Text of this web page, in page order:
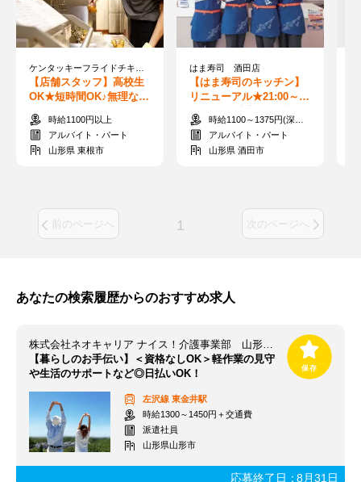
【店舗スタッフ】高校生
OK★短時間OK♪無理なく
働けるシフト◎バイトデ
ビューにGOOD
時給1100円以上
アルバイト・パート
山形県 東根市
はま寿司 酒田店
【はま寿司のキッチン】
リニューアル★21:00～ち
ょこっと"夜勤"♪NO料理
スキル！前払いOK
時給1100～1375円(深夜時給)＋曜日手当(土日祝+70円)
アルバイト・パート
山形県 酒田市
前のページへ 1 次のページへ
あなたの検索履歴からのおすすめ求人
株式会社ネオキャリア ナイス！介護事業部 山形支店／YMG
【暮らしのお手伝い】＜資格なしOK＞軽作業の見守
や生活のサポートなど◎日払いOK！
左沢線 東金井駅
時給1300～1450円＋交通費
派遣社員
山形県山形市
応募終了日：8月31日